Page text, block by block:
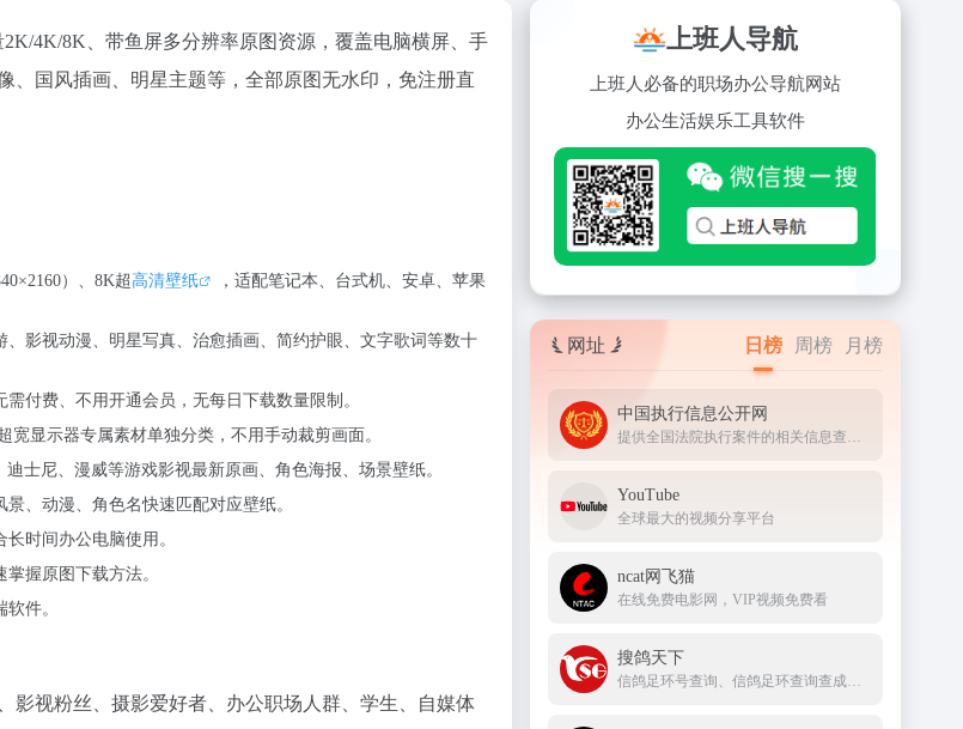
4K/8K、带鱼屏多分辨率原图资源，覆盖电脑横屏、手
、国风插画、明星主题等，全部原图无水印，免注册直
）、8K超高清壁纸
，适配笔记本、台式机、安卓、苹果
影视动漫、明星写真、治愈插画、简约护眼、文字歌词等数十
付费、不用开通会员，无每日下载数量限制。
宽显示器专属素材单独分类，不用手动裁剪画面。
士尼、漫威等游戏影视最新原画、角色海报、场景壁纸。
、动漫、角色名快速匹配对应壁纸。
时间办公电脑使用。
握原图下载方法。
件。
影视粉丝、摄影爱好者、办公职场人群、学生、自媒体
上班人导航
上班人必备的职场办公导航网站
办公生活娱乐工具软件
网址 日榜 周榜 月榜
中国执行信息公开网
提供全国法院执行案件的相关信息查询服务
YouTube
全球最大的视频分享平台
ncat网飞猫
在线免费电影网，VIP视频免费看
搜鸽天下
信鸽足环号查询、信鸽足环查询查成绩、查信鸽成绩、足环、天落成绩、脚环！